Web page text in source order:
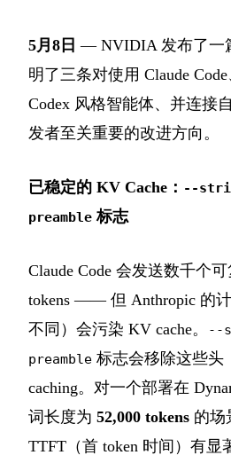
5月8日 — NVIDIA 发布了一
明了三条对使用 Claude
Codex 风格智能体、并连接
发者至关重要的改进方向。
已稳定的 KV Cache： --
preamble 标志
Claude Code 会发送数千个
tokens —— 但 Anthropic 的计
不同）会污染 KV cache。
--
preamble 标志会移除这些头
caching。对一个部署在
词长度为 52,000 tokens 的场
TTFT（首 token 时间）有显